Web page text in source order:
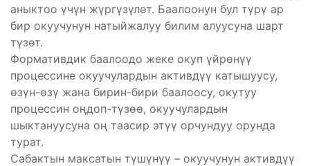
аныктоо үчүн жүргүзүлөт. Баалоонун бул түрү ар
бир окуучунун натыйжалуу билим алуусуна шарт
түзөт.
Формативдик баалоодо жеке окуп үйрөнүү
процессине окуучулардын активдүү катышуусу,
өзүн-өзү жана бирин-бири баалоосу, окутуу
процессин оңдоп-түзөө, окуучулардын
шыктануусуна оң таасир этүү орчундуу орунда
турат.
Сабактын максатын түшүнүү – окуучунун активдүү